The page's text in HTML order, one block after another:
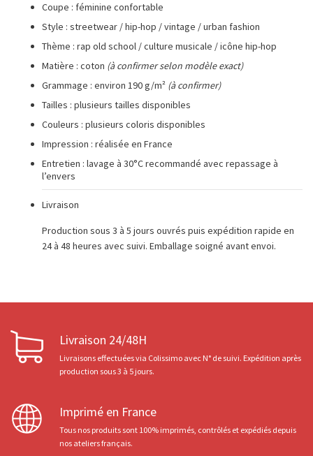
Coupe : féminine confortable
Style : streetwear / hip-hop / vintage / urban fashion
Thème : rap old school / culture musicale / icône hip-hop
Matière : coton (à confirmer selon modèle exact)
Grammage : environ 190 g/m² (à confirmer)
Tailles : plusieurs tailles disponibles
Couleurs : plusieurs coloris disponibles
Impression : réalisée en France
Entretien : lavage à 30°C recommandé avec repassage à
l’envers
Livraison
Production sous 3 à 5 jours ouvrés puis expédition rapide en
24 à 48 heures avec suivi. Emballage soigné avant envoi.
Livraison 24/48H
Livraisons effectuées via Colissimo avec N° de suivi. Expédition après
production sous 3 à 5 jours.
Imprimé en France
Tous nos produits sont 100% imprimés, contrôlés et expédiés depuis
nos ateliers français.